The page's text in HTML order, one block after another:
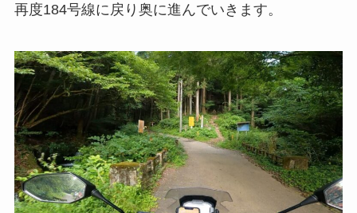
再度184号線に戻り奥に進んでいきます。